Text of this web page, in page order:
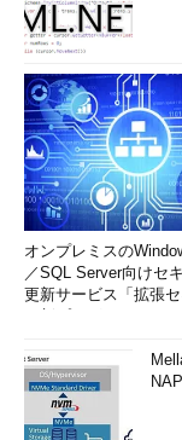
オンプレミスの
／SQL Server向けセ
更新サービス「拡張